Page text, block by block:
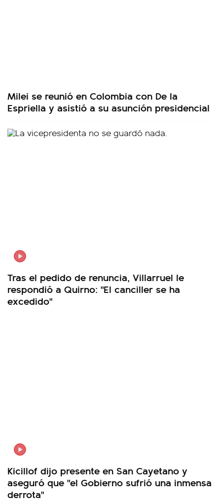
Milei se reunió en Colombia con De la
Espriella y asistió a su asunción presidencial
Tras el pedido de renuncia, Villarruel le
respondió a Quirno: "El canciller se ha
excedido"
Kicillof dijo presente en San Cayetano y
aseguró que "el Gobierno sufrió una inmensa
derrota"